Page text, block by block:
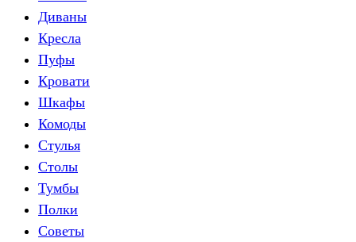
Диваны
Кресла
Пуфы
Кровати
Шкафы
Комоды
Стулья
Столы
Тумбы
Полки
Советы